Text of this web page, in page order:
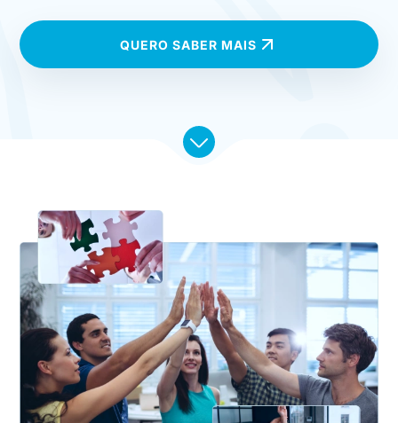
QUERO SABER MAIS